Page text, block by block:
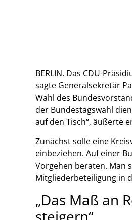
BERLIN. Das CDU-
sagte Generalsekretär
Wahl des
der Bundestagswahl
auf den Tisch“, äußerte
Zunächst solle eine
einbeziehen. Auf einer
Vorgehen beraten. Man
Mitgliederbeteiligung in
„Das Maß an